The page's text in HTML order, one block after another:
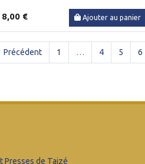
8,00 € Ajouter au panier
Précédent 1 … 4 5 6
de Taizé